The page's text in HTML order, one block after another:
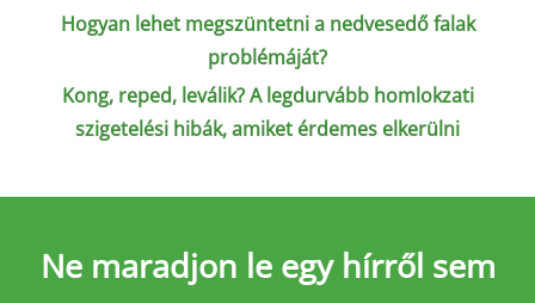
Hogyan lehet megszüntetni a nedvesedő falak
problémáját?
Kong, reped, leválik? A legdurvább homlokzati
szigetelési hibák, amiket érdemes elkerülni
Ne maradjon le egy hírről sem